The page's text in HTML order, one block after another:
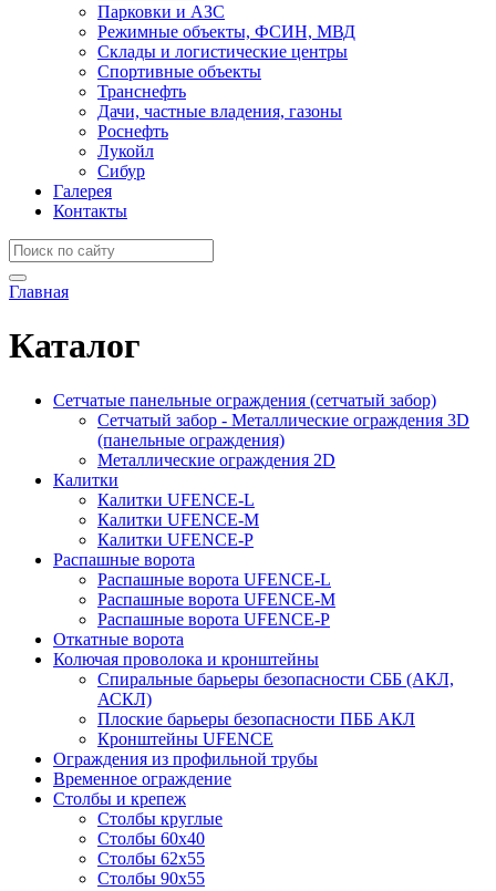
Парковки и АЗС
Режимные объекты, ФСИН, МВД
Склады и логистические центры
Спортивные объекты
Транснефть
Дачи, частные владения, газоны
Роснефть
Лукойл
Сибур
Галерея
Контакты
Главная
Каталог
Сетчатые панельные ограждения (сетчатый забор)
Сетчатый забор - Металлические ограждения 3D
(панельные ограждения)
Металлические ограждения 2D
Калитки
Калитки UFENCE-L
Калитки UFENCE-M
Калитки UFENCE-P
Распашные ворота
Распашные ворота UFENCE-L
Распашные ворота UFENCE-M
Распашные ворота UFENCE-P
Откатные ворота
Колючая проволока и кронштейны
Спиральные барьеры безопасности СББ (АКЛ,
АСКЛ)
Плоские барьеры безопасности ПББ АКЛ
Кронштейны UFENCE
Ограждения из профильной трубы
Временное ограждение
Столбы и крепеж
Столбы круглые
Столбы 60х40
Столбы 62х55
Столбы 90х55